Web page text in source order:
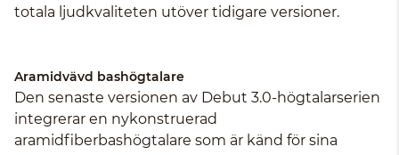
totala ljudkvaliteten utöver tidigare versioner.
Aramidvävd bashögtalare
Den senaste versionen av Debut 3.0-högtalarserien
integrerar en nykonstruerad
aramidfiberbashögtalare som är känd för sina